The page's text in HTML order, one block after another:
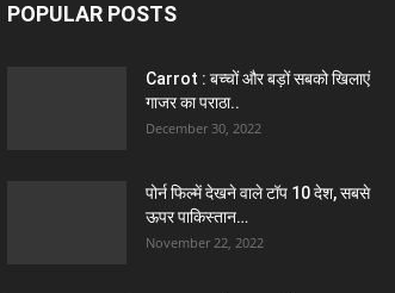
POPULAR POSTS
Carrot : बच्चों और बड़ों सबको खिलाएं
गाजर का पराठा..
December 30, 2022
पोर्न फिल्में देखने वाले टॉप 10 देश, सबसे
ऊपर पाकिस्तान…
November 22, 2022